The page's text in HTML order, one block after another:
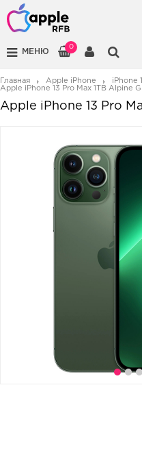
МЕНЮ
0
Главная Apple iPhone
iPhone
Apple iPhone 13 Pro Max 1TB Alpine
Apple iPhone 13 Pro